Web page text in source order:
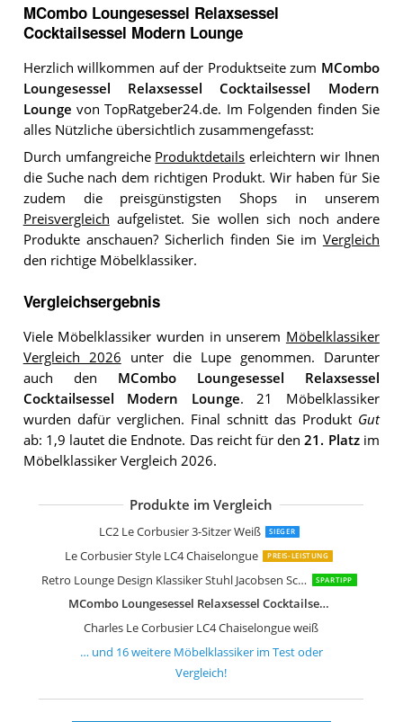
MCombo Loungesessel Relaxsessel
Cocktailsessel Modern Lounge
Herzlich willkommen auf der Produktseite zum MCombo
Loungesessel Relaxsessel Cocktailsessel Modern
Lounge von TopRatgeber24.de. Im Folgenden finden Sie
alles Nützliche übersichtlich zusammengefasst:
Durch umfangreiche Produktdetails erleichtern wir Ihnen
die Suche nach dem richtigen Produkt. Wir haben für Sie
zudem die preisgünstigsten Shops in unserem
Preisvergleich aufgelistet. Sie wollen sich noch andere
Produkte anschauen? Sicherlich finden Sie im Vergleich
den richtige Möbelklassiker.
Vergleichsergebnis
Viele Möbelklassiker wurden in unserem Möbelklassiker
Vergleich 2026 unter die Lupe genommen. Darunter
auch den MCombo Loungesessel Relaxsessel
Cocktailsessel Modern Lounge. 21 Möbelklassiker
wurden dafür verglichen. Final schnitt das Produkt Gut
ab: 1,9 lautet die Endnote. Das reicht für den21. Platzim
Möbelklassiker Vergleich 2026.
Produkte im Vergleich
LC2 Le Corbusier 3-Sitzer Weiß SIEGER
Le Corbusier Style LC4 Chaiselongue PREIS-LEISTUNG
Retro Lounge Design Klassiker Stuhl Jacobsen Schwarz SPARTIPP
MCombo Loungesessel Relaxsessel Cocktailsessel Modern Lounge
Charles Le Corbusier LC4 Chaiselongue weiß
Le Corbusier LC2 Petit Komfort Sofa
Charles L Corbusier LC2-2 2-Sitzer-
ElleDesign 3-Sitzer-Sofa Edelstahl
Design Retro Lounge Sessel Sitzei,
Design Retro Lounge Sessel Sitzei,
Design Retro Lounge Sessel Sitzei,
Relaxsessel Wohnzimmer Bequem
Furnwise Premium Moderner
Furnwise Premium Moderner
Furnwise Premium Moderner
Retro Lounge Design Klassiker Stuhl
… und 16weitere Möbelklassikerim Test oder
Vergleich!